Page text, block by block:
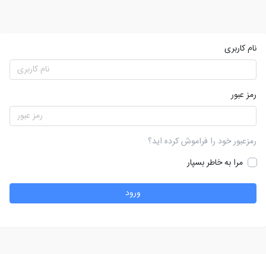
نام کاربری
رمز عبور
رمزعبور خود را فراموش کرده اید؟
مرا به خاطر بسپار